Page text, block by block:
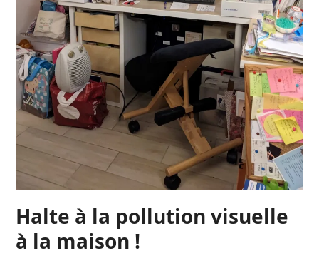
Halte à la pollution visuelle
à la maison !